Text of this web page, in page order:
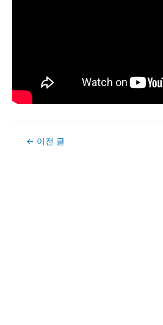
Post← 이전 글